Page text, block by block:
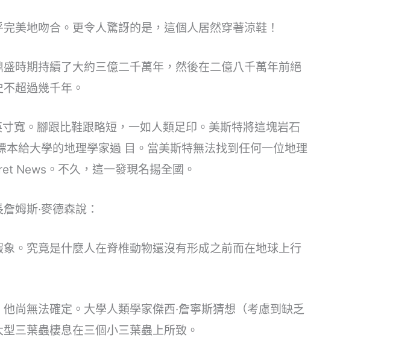
美地吻合。更令人驚訝的是，這個人居然穿著涼鞋！
時期持續了大約三億二千萬年，然後在二億八千萬年前絕
超過幾千年。
寬。腳跟比鞋跟略短，一如人類足印。美斯特將這塊岩石
給大學的地理學家過 目。當美斯特無法找到任何一位地理
News。不久，這一發現名揚全國。
姆斯·麥德森說：
。究竟是什麼人在脊椎動物還沒有形成之前而在地球上行
尚無法確定。大學人類學家傑西·詹寧斯猜想（考慮到缺乏
三葉蟲棲息在三個小三葉蟲上所致。